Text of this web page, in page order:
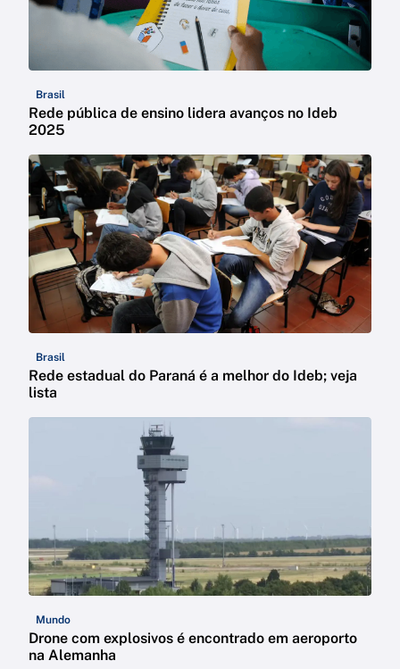
Brasil
Rede pública de ensino lidera avanços no Ideb
2025
Brasil
Rede estadual do Paraná é a melhor do Ideb; veja
lista
Mundo
Drone com explosivos é encontrado em aeroporto
na Alemanha